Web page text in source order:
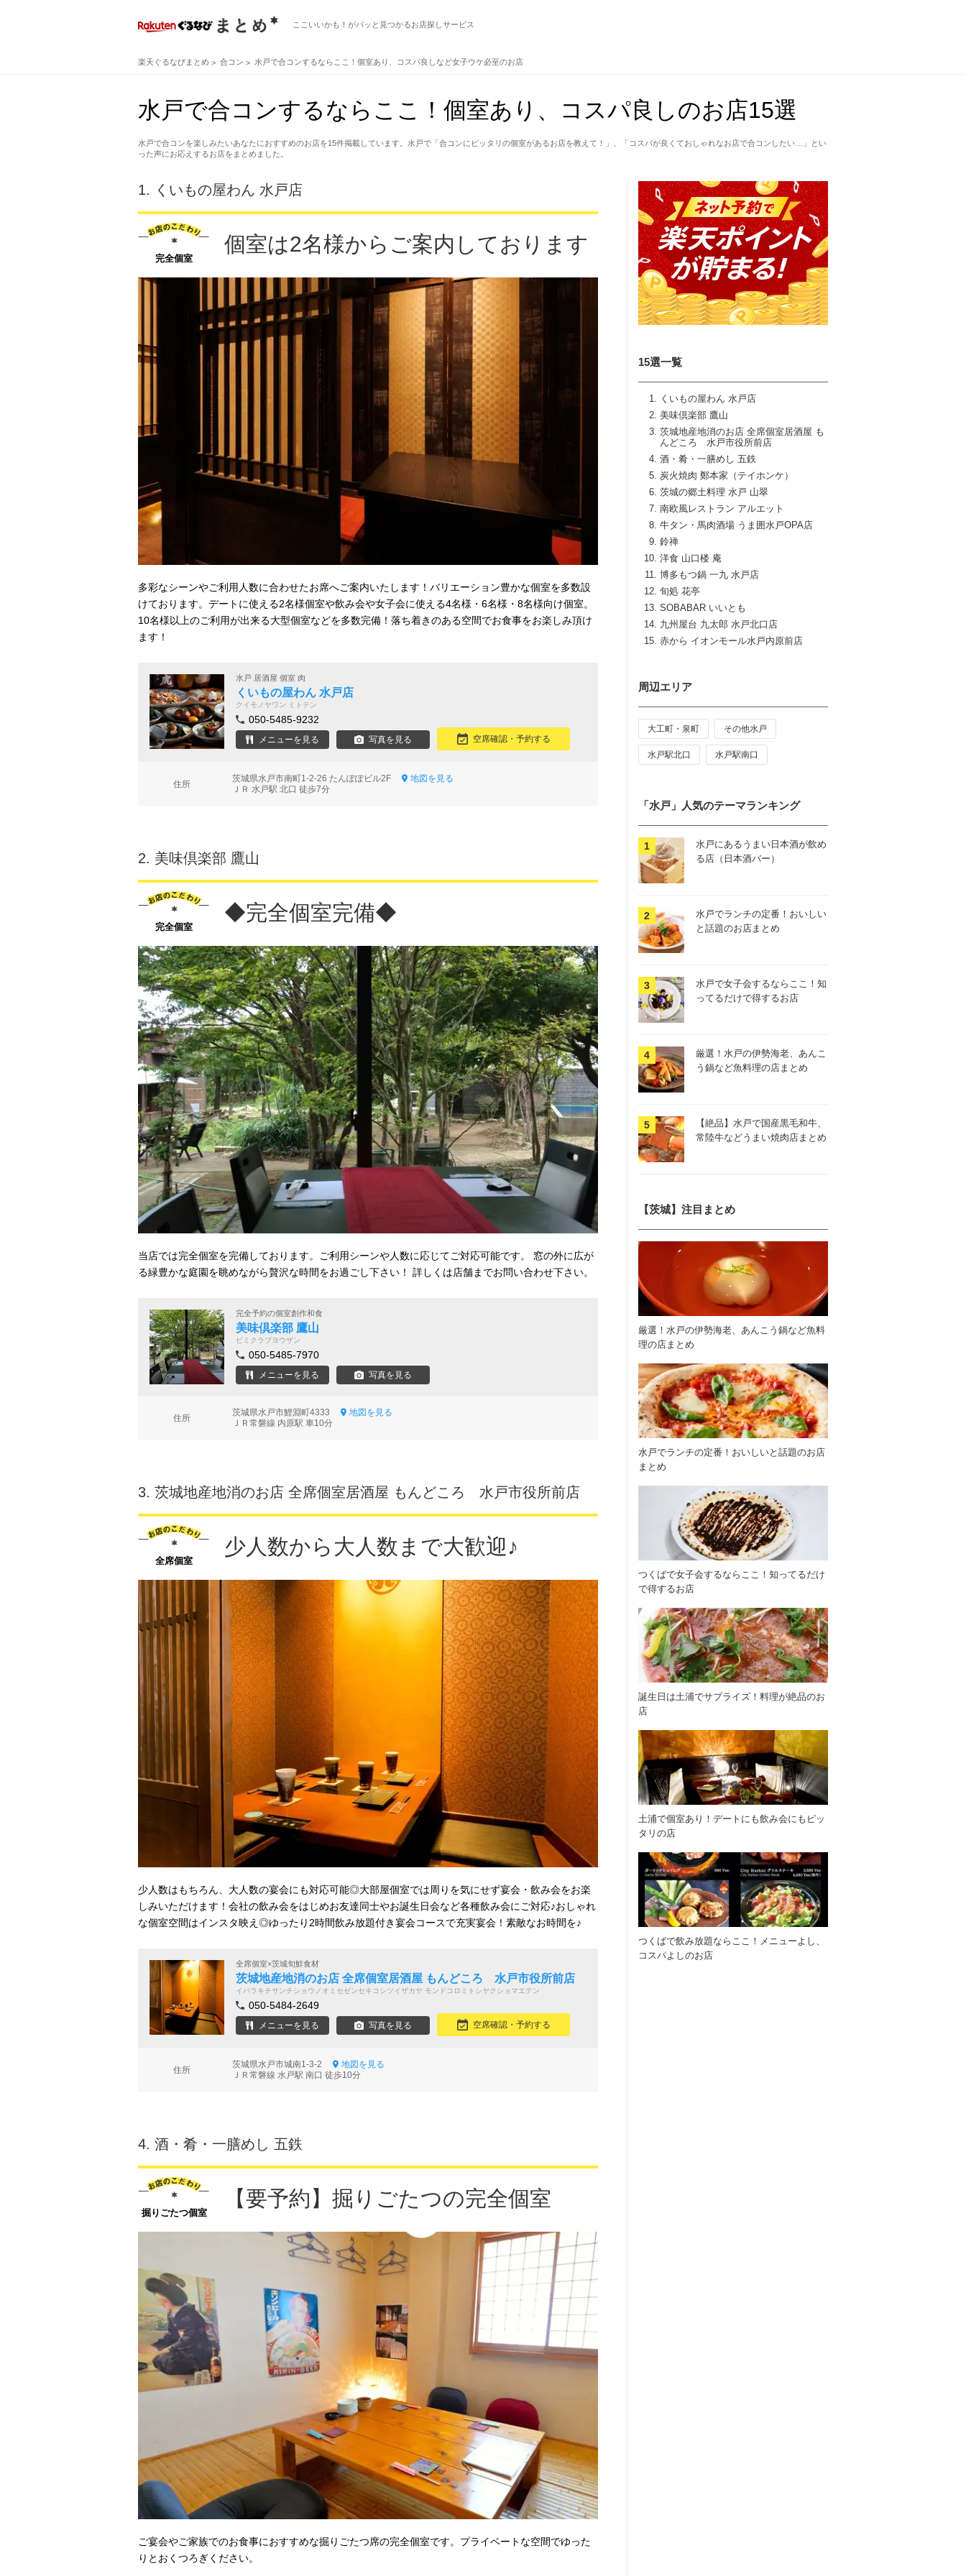
ここいいかも！がパッと見つかるお店探しサービス
楽天ぐるなびまとめ 合コン 水戸で合コンするならここ！個室あり、コスパ良しなど女子ウケ必至のお店
水戸で合コンするならここ！個室あり、コスパ良しのお店15選
水戸で合コンを楽しみたいあなたにおすすめのお店を15件掲載しています。水戸で「合コンにピッタリの個室があるお店を教えて！」、「コスパが良くておしゃれなお店で合コンしたい…」とい
った声にお応えするお店をまとめました。
15選一覧
くいもの屋わん 水戸店
美味倶楽部 鷹山
茨城地産地消のお店 全席個室居酒屋 も
んどころ 水戸市役所前店
酒・肴・一膳めし 五鉄
炭火焼肉 鄭本家（テイホンケ）
茨城の郷土料理 水戸 山翠
南欧風レストラン アルエット
牛タン・馬肉酒場 うま囲水戸OPA店
鈴禅
洋食 山口楼 庵
博多もつ鍋 一九 水戸店
旬処 花亭
SOBABAR いいとも
九州屋台 九太郎 水戸北口店
赤から イオンモール水戸内原前店
1. くいもの屋わん 水戸店
完全個室
個室は2名様からご案内しております
多彩なシーンやご利用人数に合わせたお席へご案内いたします！バリエーション豊かな個室を多数設
けております。デートに使える2名様個室や飲み会や女子会に使える4名様・6名様・8名様向け個室。
10名様以上のご利用が出来る大型個室などを多数完備！落ち着きのある空間でお食事をお楽しみ頂け
ます！
水戸 居酒屋 個室 肉
くいもの屋わん 水戸店
クイモノヤワン ミトテン
050-5485-9232
メニューを見る 写真を見る 空席確認・予約する
住所
茨城県水戸市南町1-2-26 たんぽぽビル2F
地図を見る
ＪＲ 水戸駅 北口 徒歩7分
2. 美味倶楽部 鷹山
完全個室
◆完全個室完備◆
当店では完全個室を完備しております。ご利用シーンや人数に応じてご対応可能です。 窓の外に広が
る緑豊かな庭園を眺めながら贅沢な時間をお過ごし下さい！ 詳しくは店舗までお問い合わせ下さい。
完全予約の個室創作和食
美味倶楽部 鷹山
ビミクラブヨウザン
050-5485-7970
メニューを見る 写真を見る
住所
茨城県水戸市鯉淵町4333
地図を見る
ＪＲ常磐線 内原駅 車10分
3. 茨城地産地消のお店 全席個室居酒屋 もんどころ 水戸市役所前店
全席個室
少人数から大人数まで大歓迎♪
少人数はもちろん、大人数の宴会にも対応可能◎大部屋個室では周りを気にせず宴会・飲み会をお楽
しみいただけます！会社の飲み会をはじめお友達同士やお誕生日会など各種飲み会にご対応♪おしゃれ
な個室空間はインスタ映え◎ゆったり2時間飲み放題付き宴会コースで充実宴会！素敵なお時間を♪
全席個室×茨城旬鮮食材
茨城地産地消のお店 全席個室居酒屋 もんどころ 水戸市役所前店
イバラキチサンチショウノオミセゼンセキコシツイザカヤ モンドコロミトシヤクショマエテン
050-5484-2649
メニューを見る 写真を見る 空席確認・予約する
住所
茨城県水戸市城南1-3-2
地図を見る
ＪＲ常磐線 水戸駅 南口 徒歩10分
4. 酒・肴・一膳めし 五鉄
掘りごたつ個室
【要予約】掘りごたつの完全個室
ご宴会やご家族でのお食事におすすめな掘りごたつ席の完全個室です。プライベートな空間でゆった
りとおくつろぎください。
周辺エリア
大工町・泉町 その他水戸
水戸駅北口 水戸駅南口
「水戸」人気のテーマランキング
水戸にあるうまい日本酒が飲め
る店（日本酒バー）
水戸でランチの定番！おいしい
と話題のお店まとめ
水戸で女子会するならここ！知
ってるだけで得するお店
厳選！水戸の伊勢海老、あんこ
う鍋など魚料理の店まとめ
【絶品】水戸で国産黒毛和牛、
常陸牛などうまい焼肉店まとめ
【茨城】注目まとめ
厳選！水戸の伊勢海老、あんこう鍋など魚料
理の店まとめ
水戸でランチの定番！おいしいと話題のお店
まとめ
つくばで女子会するならここ！知ってるだけ
で得するお店
誕生日は土浦でサプライズ！料理が絶品のお
店
土浦で個室あり！デートにも飲み会にもピッ
タリの店
つくばで飲み放題ならここ！メニューよし、
コスパよしのお店